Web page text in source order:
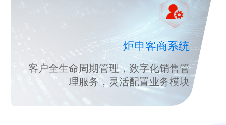
炬申客商系统
客户全生命周期管理，数字化销售管
理服务，灵活配置业务模块